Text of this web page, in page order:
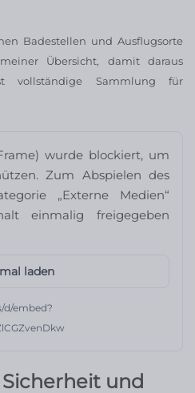
Badestellen und Ausflugsorte
Übersicht, damit daraus
vollständige Sammlung für
wurde blockiert, um
Zum Abspielen des
„Externe Medien“
einmalig freigegeben
laden
embed?
und